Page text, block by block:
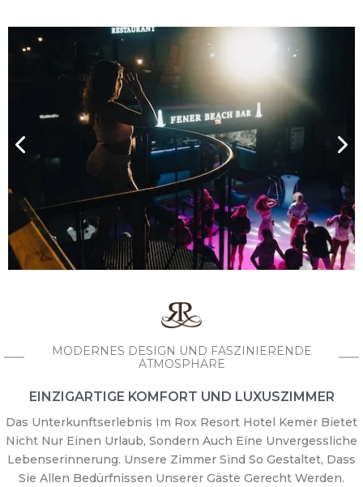
MODERNES DESIGN UND FASZINIERENDE
ATMOSPHÄRE
EINZIGARTIGE KOMFORT UND LUXUSZIMMER
Das Unterkunftserlebnis Im Rox Resort Hotel Kemer Bietet
Nicht Nur Einen Urlaub, Sondern Auch Eine Unvergessliche
Lebenserinnerung. Unsere Zimmer Sind So Gestaltet, Dass
Sie Allen Bedürfnissen Unserer Gäste Gerecht Werden.